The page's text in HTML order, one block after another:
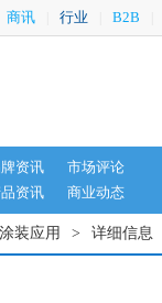
商讯 行业 B2B
资讯
市场评论
资讯
商业动态
涂装应用 > 详细信息